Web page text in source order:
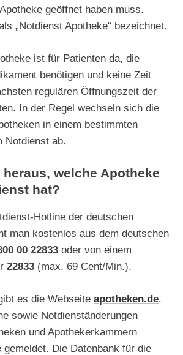
geöffnet haben muss.
„Notdienst Apotheke“ bezeichnet.
ist für Patienten da, die
benötigen und keine Zeit
regulären Öffnungszeit der
In der Regel wechseln sich die
in einem bestimmten
Notdienst ab.
welche Apotheke
hat?
Hotline der deutschen
man kostenlos aus dem deutschen
00 22833 oder von einem
22833 (max. 69 Cent/Min.).
es die Webseiteapotheken.de.
sowie Notdienständerungen
und Apothekerkammern
gemeldet. Die Datenbank für die